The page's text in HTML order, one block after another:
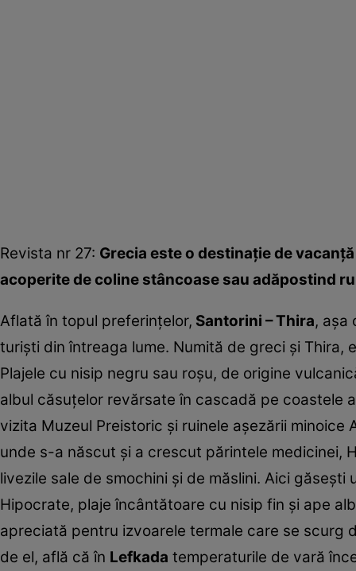
Revista nr 27: Grecia este o destinaţie de
acoperite de coline stâncoase sau adăpostind
Aflată în topul preferinţelor, Santorini – Thira, aşa
turişti din întreaga lume. Numită de greci şi
Plajele cu nisip negru sau roşu, de origine
albul căsuţelor revărsate în cascadă pe coastele
vizita Muzeul Preistoric şi ruinele aşezării minoice
unde s-a născut şi a crescut părintele medicinei,
livezile sale de smochini şi de măslini. Aici
Hipocrate, plaje încântătoare cu nisip fin şi ape
apreciată pentru izvoarele termale care se scurg
de el, află că în Lefkada temperaturile de vară